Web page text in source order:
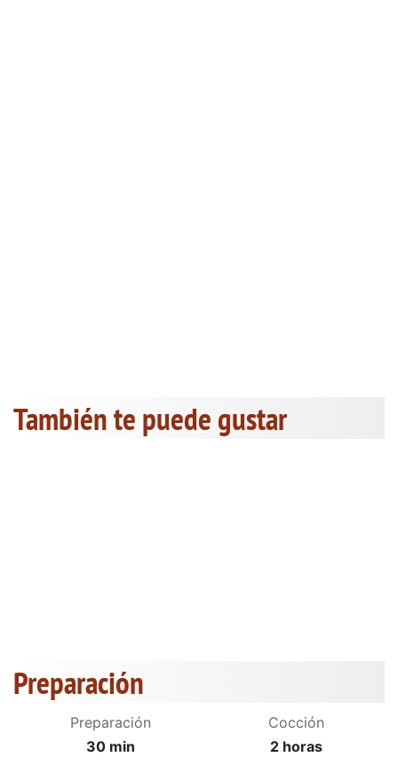
También te puede gustar
Preparación
Preparación
30 min
Cocción
2 horas